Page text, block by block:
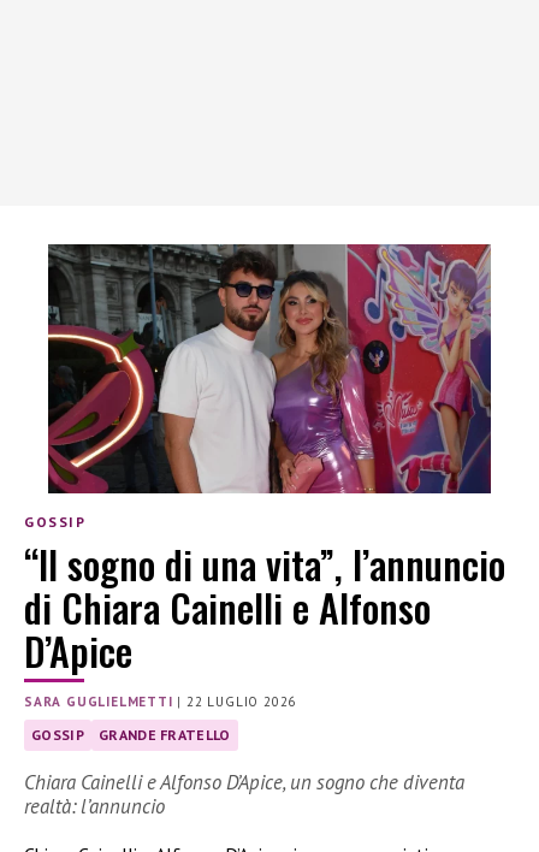
GOSSIP
“Il sogno di una vita”, l’annuncio
di Chiara Cainelli e Alfonso
D’Apice
SARA GUGLIELMETTI | 22 LUGLIO 2026
GOSSIP GRANDE FRATELLO
Chiara Cainelli e Alfonso D’Apice, un sogno che diventa
realtà: l’annuncio